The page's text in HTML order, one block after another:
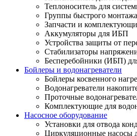
Теплоноситель для
Группы быстрого монтажа
Запчасти и
Аккумуляторы для ИБП
Устройства защиты от
Стабилизаторы
Бесперебойники (ИБП)
Бойлеры и водонагреватели
Бойлеры косвенного
Водонагреватели
Проточные
Комплектующие для
Насосное оборудование
Установки для отвода
Циркуляционные насосы